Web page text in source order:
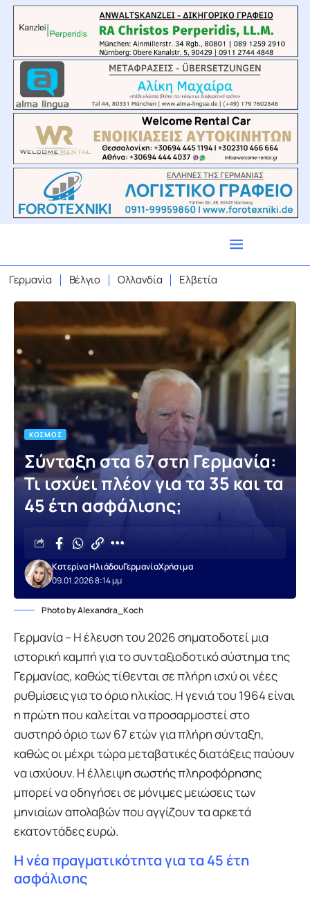
Γερμανία Βέλγιο Ολλανδία Ελβετία
ΚΌΣΜΟΣ
Σύνταξη στα 67 στη Γερμανία:
Τι ισχύει πλέον για τα 35 και τα
45 έτη ασφάλισης;
09.01.2026 8:14 μμ
Κατερίνα ΗλιάδουΓερμανίαΧρήσιμα
Photo by Alexandra_Koch
Γερμανία – Η έλευση του 2026 σηματοδοτεί μια
ιστορική καμπή για το συνταξιοδοτικό σύστημα της
Γερμανίας, καθώς τίθενται σε πλήρη ισχύ οι νέες
ρυθμίσεις για το όριο ηλικίας. Η γενιά του 1964 είναι
η πρώτη που καλείται να προσαρμοστεί στο
αυστηρό όριο των 67 ετών για πλήρη σύνταξη,
καθώς οι μέχρι τώρα μεταβατικές διατάξεις παύουν
να ισχύουν. Η έλλειψη σωστής πληροφόρησης
μπορεί να οδηγήσει σε μόνιμες μειώσεις των
μηνιαίων απολαβών που αγγίζουν τα αρκετά
εκατοντάδες ευρώ.
Η νέα πραγματικότητα για τα 45 έτη
ασφάλισης